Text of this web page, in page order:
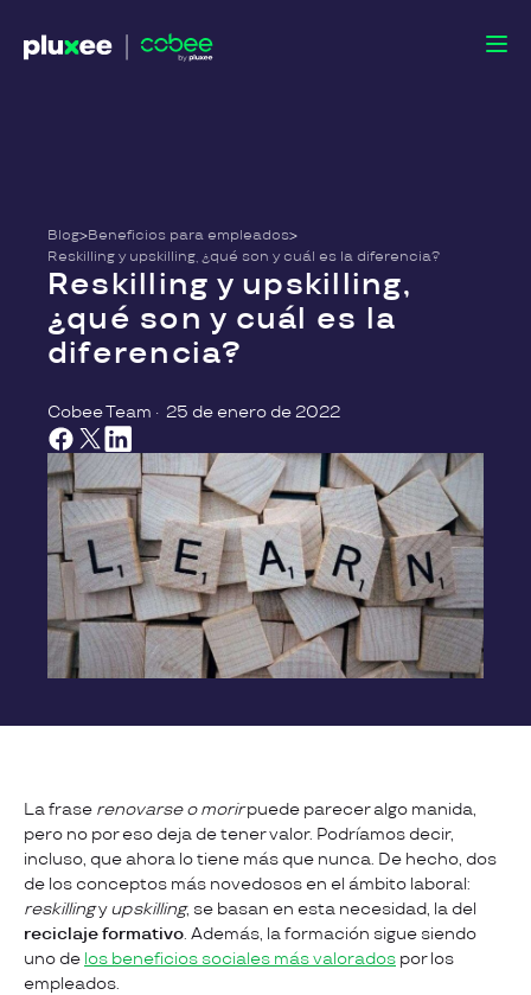
Reskilling y upskilling,
¿qué son y cuál es la
diferencia?
Cobee Team · 25 de enero de 2022
Blog>Beneficios para empleados>
Reskilling y upskilling, ¿qué son y cuál es la diferencia?
La frase renovarse o morirpuede parecer algo manida,
pero no por eso deja de tener valor. Podríamos decir,
incluso, que ahora lo tiene más que nunca. De hecho, dos
de los conceptos más novedosos en el ámbito laboral:
reskillingyupskilling, se basan en esta necesidad, la del
reciclaje formativo. Además, la formación sigue siendo
uno de los beneficios sociales más valorados por los
empleados.